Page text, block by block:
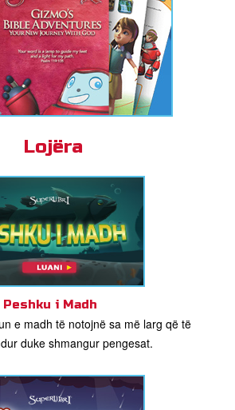
Lojëra
Peshku i Madh
e madh të notojnë sa më larg që të
duke shmangur pengesat.